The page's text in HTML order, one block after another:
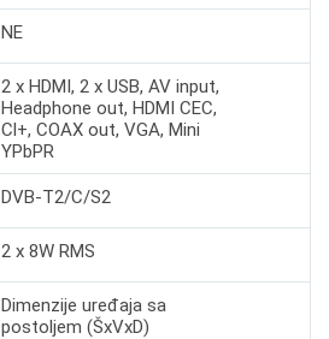
NE
2 x HDMI, 2 x USB, AV input,
Headphone out, HDMI CEC,
Cl+, COAX out, VGA, Mini
YPbPR
DVB-T2/C/S2
2 x 8W RMS
Dimenzije uređaja sa
postoljem (ŠxVxD)